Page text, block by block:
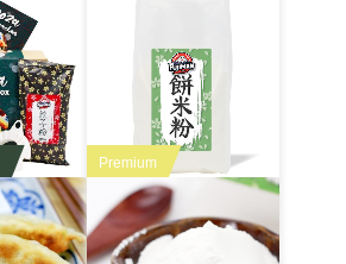
Premium